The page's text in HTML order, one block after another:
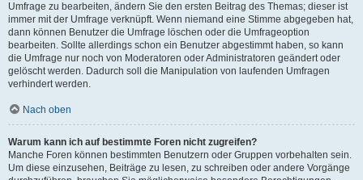
Umfrage zu bearbeiten, ändern Sie den ersten Beitrag des Themas; dieser ist
immer mit der Umfrage verknüpft. Wenn niemand eine Stimme abgegeben hat,
dann können Benutzer die Umfrage löschen oder die Umfrageoption
bearbeiten. Sollte allerdings schon ein Benutzer abgestimmt haben, so kann
die Umfrage nur noch von Moderatoren oder Administratoren geändert oder
gelöscht werden. Dadurch soll die Manipulation von laufenden Umfragen
verhindert werden.
Nach oben
Warum kann ich auf bestimmte Foren nicht zugreifen?
Manche Foren können bestimmten Benutzern oder Gruppen vorbehalten sein.
Um diese einzusehen, Beiträge zu lesen, zu schreiben oder andere Vorgänge